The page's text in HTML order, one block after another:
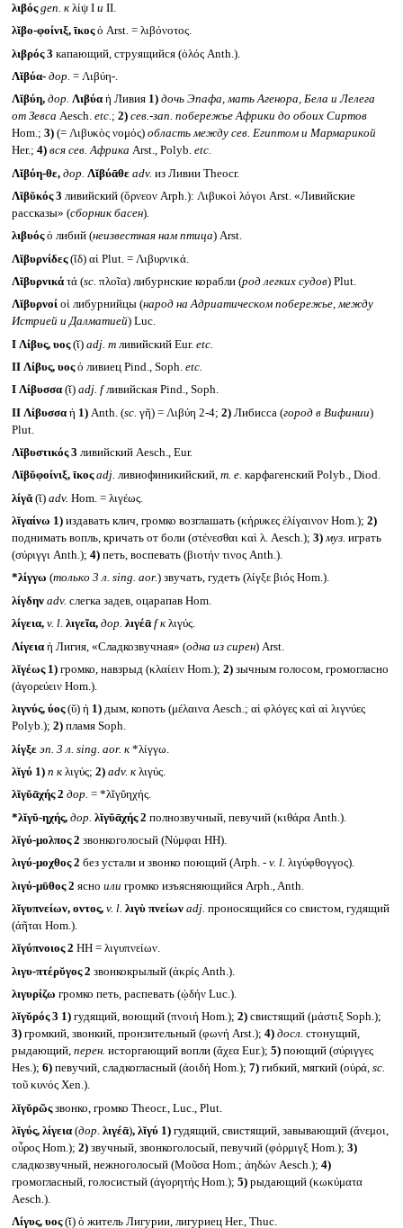
λιβός gen. кλίψ I и II.
λῐβο-φοίνιξ, ῑκοςὁ Arst. = λιβόνοτος.
λιβρός 3 капающий, струящийся (ὀλός Anth.).
Λῐβύα- дор. = Λιβύη-.
Λῐβύη, дор. Λιβύαἡ Ливия 1) дочь Эпафа, мать Агенора, Бела и Лелега
от Зевса Aesch. etc.; 2) сев.-зап. побережье Африки до обоих Сиртов
Hom.; 3)(= Λιβυκὸς νομός)область между сев. Египтом и Мармарикой
Her.; 4) вся сев. Африка Arst., Polyb.etc.
Λῐβύη-θε, дор. Λῐβύᾱθε adv. из Ливии Theocr.
Λῐβῠκός 3 ливийский (ὄρνεον Arph.): Λιβυκοὶ λόγοι Arst. «Ливийские
рассказы» (сборник басен).
λιβυόςὁ либий (неизвестная нам птица) Arst.
Λῐβυρνίδες(ῐδ) αἱ Plut. = Λιβυρνικά.
Λῐβυρνικά τά (sc. πλοῖα) либурнские корабли (род легких судов) Plut.
Λῐβυρνοί οἱ либурнийцы (народ на Адриатическом побережье, между
Истрией и Далматией) Luc.
I Λίβυς, υος(ῐ) adj. mливийский Eur. etc.
II Λίβυς, υοςὁ ливиец Pind., Soph. etc.
I Λίβυσσα(ῐ) adj. fливийская Pind., Soph.
II Λίβυσσα ἡ 1)Anth. (sc. γῆ) = Λιβύη 2-4; 2)Либисса (город в Вифинии)
Plut.
Λῐβυστικός 3 ливийский Aesch., Eur.
Λῐβῠφοίνιξ, ῑκοςadj. ливиофиникийский, т. е. карфагенский Polyb., Diod.
λίγᾰ(ῐ) adv. Hom. = λιγέως.
λῐγαίνω 1)издавать клич, громко возглашать (κήρυκες ἐλίγαινον Hom.); 2)
поднимать вопль, кричать от боли (στένεσθαι καὶ λ. Aesch.); 3) муз. играть
(σύριγγι Anth.); 4)петь, воспевать (βιοτήν τινος Anth.).
*λίγγω (только 3 л. sing. aor.) звучать, гудеть (λίγξε βιός Hom.).
λίγδην adv. слегка задев, оцарапав Hom.
λίγεια, v. l. λιγεῖα, дор. λιγέᾱ f кλιγύς.
Λίγεια ἡ Лигия, «Сладкозвучная» (одна из сирен) Arst.
λῐγέως 1)громко, навзрыд (κλαίειν Hom.); 2)зычным голосом, громогласно
(ἀγορεύειν Hom.).
λιγνύς, ύος(ῠ) ἡ 1)дым, копоть (μέλαινα Aesch.; αἱ φλόγες καὶ αἱ λιγνύες
Polyb.); 2)пламя Soph.
λίγξε эп. 3 л. sing. aor. к *λίγγω.
λῐγύ 1) n кλιγύς; 2) adv. кλιγύς.
λῐγῠᾱχής 2 дор. = *λῐγῠηχής.
*λῐγῠ-ηχής, дор. λῐγῠᾱχής 2 полнозвучный, певучий (κιθάρα Anth.).
λῐγύ-μολπος 2 звонкоголосый (Νύμφαι HH).
λιγύ-μοχθος 2 без устали и звонко поющий (Arph. - v. l. λιγύφθογγος).
λιγύ-μῡθος 2 ясно или громко изъясняющийся Arph., Anth.
λῐγυπνείων, οντος, v. l. λιγὺ πνείων adj. проносящийся со свистом, гудящий
(ἀῆται Hom.).
λῐγύπνοιος 2 HH = λιγυπνείων.
λιγυ-πτέρῠγος 2 звонкокрылый (ἀκρίς Anth.).
λιγυρίζω громко петь, распевать (ᾠδήν Luc.).
λῐγῠρός 3 1)гудящий, воющий (πνοιή Hom.); 2)свистящий (μάστιξ Soph.);
3)громкий, звонкий, пронзительный (φωνή Arst.); 4) досл. стонущий,
рыдающий, перен. исторгающий вопли (ἄχεα Eur.); 5)поющий (σύριγγες
Hes.); 6)певучий, сладкогласный (ἀοιδή Hom.); 7)гибкий, мягкий (οὐρά, sc.
τοῦ κυνός Xen.).
λῐγῠρῶςзвонко, громко Theocr., Luc., Plut.
λῐγύς, λίγεια(дор. λιγέᾱ), λῐγύ 1)гудящий, свистящий, завывающий (ἄνεμοι,
οὖρος Hom.); 2)звучный, звонкоголосый, певучий (φόρμιγξ Hom.); 3)
сладкозвучный, нежноголосый (Μοῦσα Hom.; ἀηδών Aesch.); 4)
громогласный, голосистый (ἀγορητής Hom.); 5)рыдающий (κωκύματα
Aesch.).
Λίγυς, υος(ῐ) ὁ житель Лигурии, лигуриец Her., Thuc.